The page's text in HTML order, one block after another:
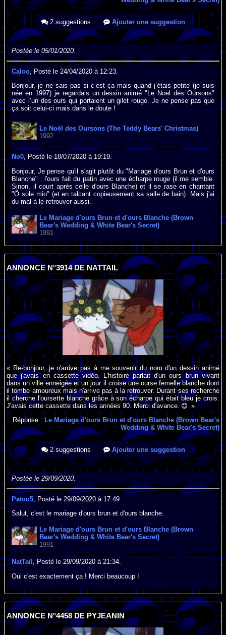
2 suggestions Ajouter une suggestion
Postée le 05/01/2020.
Caloo , Posté le 24/04/2020 à 12:23.
Bonjour, je ne sais pas si c’est ça mais quand j’étais petite (je suis
née en 1997) je regardais un dessin animé "Le Noël des Oursons"
avec l’un des ours qui portaient un gilet rouge. Je ne pense pas que
ça soit celui-ci mais dans le doute !
Le Noël des Oursons (The Teddy Bears' Christmas)
1992
No0, Posté le 18/07/2020 à 19:19.
Bonjour, Je pense qu'il s'agit plutôt du "Mariage d'ours Brun et d'ours
Blanche" : l'ours fait du patin avec une écharpe rouge (il me semble.
Sinon, il court après celle d'ours Blanche) et il se rase en chantant
"Ô sole mio" (et en talcant copieusement sa salle de bain). Mais j'ai
du mal à le retrouver aussi.
Le Mariage d'ours Brun et d'ours Blanche (Brown
Bear's Wedding & White Bear's Secret)
1991
ANNONCE N°3914 DE NATTAIL
« Re-bonjour, je n'arrive pas à me souvenir du nom d'un dessin animé
que j'avais en cassette vidéo. L'histoire parlait d'un ours brun vivant
dans un ville enneigée et un jour il croise une ourse femelle blanche dont
il tombe amoureux mais n'arrive pas à la retrouver. Durant ses recherche
il cherche l'oursette blanche grâce à son écharpe qui était bleu je crois.
J'avais cette cassette dans les années 90. Merci d'avance.
»
Réponse : Le Mariage d'ours Brun et d'ours Blanche (Brown Bear's
Wedding & White Bear's Secret)
2 suggestions Ajouter une suggestion
Postée le 29/09/2020.
Patou5 , Posté le 29/09/2020 à 17:49.
Salut, c'est le mariage d'ours brun et d'ours blanche.
Le Mariage d'ours Brun et d'ours Blanche (Brown
Bear's Wedding & White Bear's Secret)
1991
NatTail , Posté le 29/09/2020 à 21:34.
Oui c'est exactement ça ! Merci beaucoup !
ANNONCE N°4458 DE PYJEANIN